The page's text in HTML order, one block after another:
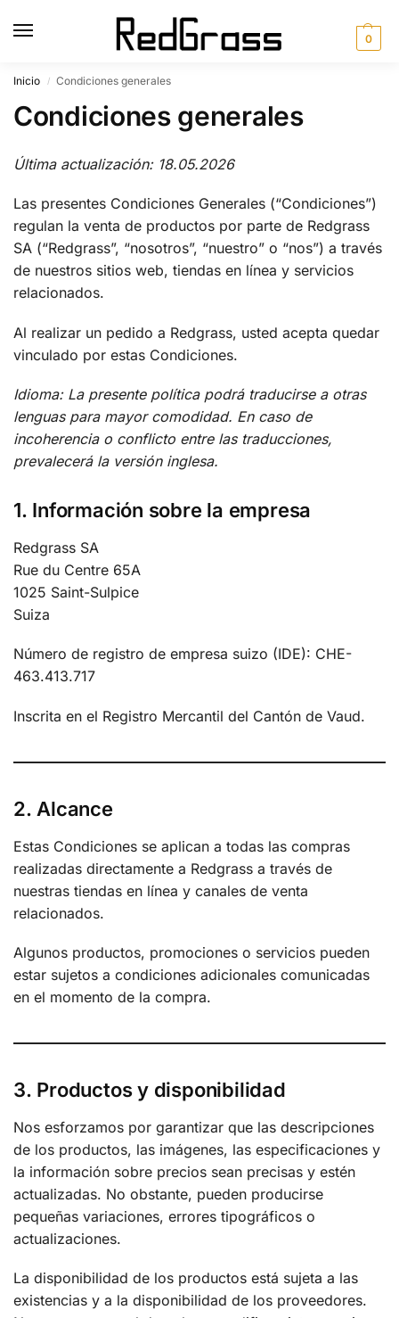
0
Inicio / Condiciones generales
Condiciones generales
Última actualización: 18.05.2026
Las presentes Condiciones Generales (“Condiciones”)
regulan la venta de productos por parte de Redgrass
SA (“Redgrass”, “nosotros”, “nuestro” o “nos”) a través
de nuestros sitios web, tiendas en línea y servicios
relacionados.
Al realizar un pedido a Redgrass, usted acepta quedar
vinculado por estas Condiciones.
Idioma: La presente política podrá traducirse a otras
lenguas para mayor comodidad. En caso de
incoherencia o conflicto entre las traducciones,
prevalecerá la versión inglesa.
1. Información sobre la empresa
Redgrass SA
Rue du Centre 65A
1025 Saint-Sulpice
Suiza
Número de registro de empresa suizo (IDE): CHE-
463.413.717
Inscrita en el Registro Mercantil del Cantón de Vaud.
2. Alcance
Estas Condiciones se aplican a todas las compras
realizadas directamente a Redgrass a través de
nuestras tiendas en línea y canales de venta
relacionados.
Algunos productos, promociones o servicios pueden
estar sujetos a condiciones adicionales comunicadas
en el momento de la compra.
3. Productos y disponibilidad
Nos esforzamos por garantizar que las descripciones
de los productos, las imágenes, las especificaciones y
la información sobre precios sean precisas y estén
actualizadas. No obstante, pueden producirse
pequeñas variaciones, errores tipográficos o
actualizaciones.
La disponibilidad de los productos está sujeta a las
existencias y a la disponibilidad de los proveedores.